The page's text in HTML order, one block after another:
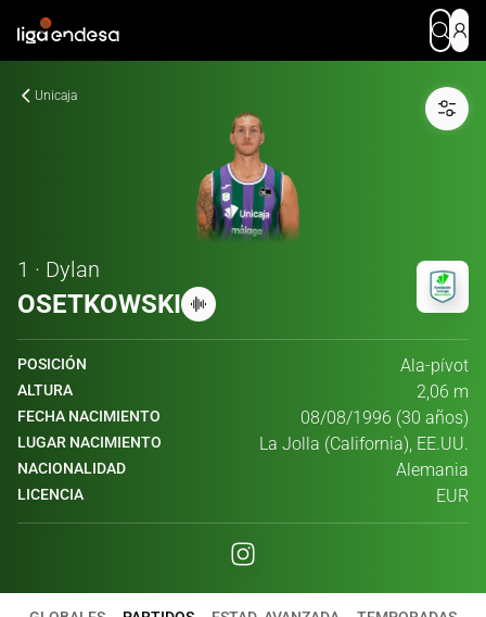
Unicaja
1 · Dylan
OSETKOWSKI
POSICIÓN Ala-pívot
ALTURA 2,06 m
FECHA NACIMIENTO 08/08/1996 (30 años)
LUGAR NACIMIENTO La Jolla (California), EE.UU.
NACIONALIDAD Alemania
LICENCIA EUR